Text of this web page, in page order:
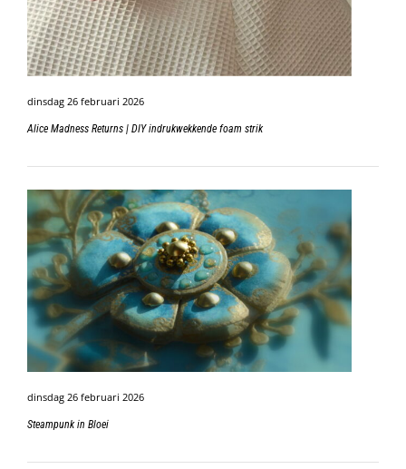
dinsdag 26 februari 2026
Alice Madness Returns | DIY indrukwekkende foam strik
dinsdag 26 februari 2026
Steampunk in Bloei